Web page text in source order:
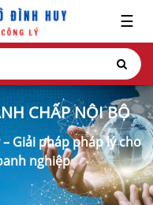
☰
CHẤP NỘI BỘ
Giải pháp pháp lý cho
nghiệp